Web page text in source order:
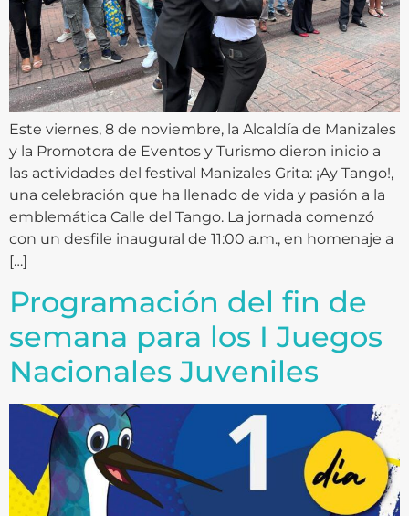
Este viernes, 8 de noviembre, la Alcaldía de Manizales
y la Promotora de Eventos y Turismo dieron inicio a
las actividades del festival Manizales Grita: ¡Ay Tango!,
una celebración que ha llenado de vida y pasión a la
emblemática Calle del Tango. La jornada comenzó
con un desfile inaugural de 11:00 a.m., en homenaje a
[…]
Programación del fin de
semana para los I Juegos
Nacionales Juveniles